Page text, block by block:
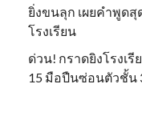
ยิ่งขนลุก เผยคำพูด
โรงเรียน
ด่วน! กราดยิงโรงเ
15 มือปืนซ่อนตัวชั้น